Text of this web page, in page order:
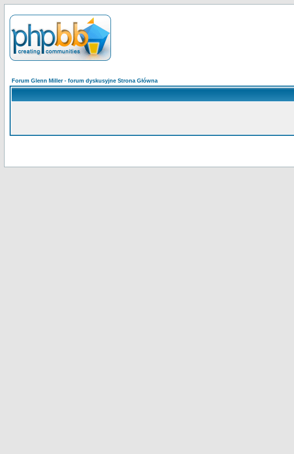
Forum Glenn Miller - forum dyskusyjne Strona Główna